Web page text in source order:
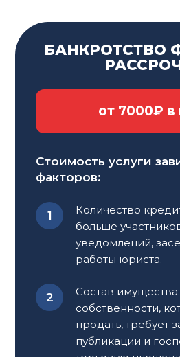
минимизируя риски.
КАКИЕ
ИМЕЮТ
В
МОСКОВСКОЙ
Сотрудникиколлекторских
России, действуют в рамках
закона № 230-ФЗ. На
коллекторы имеютправо :
представителем или
обсуждения
взаимодействие
телефонныхзвонков,
БАНКРОТСТВО
от 7000₽ в
Стоимость услуги
факторов:
Количество
больше
уведомлений,
работы юриста.
Состав
собственности,
продать, требует
публикации и